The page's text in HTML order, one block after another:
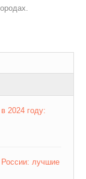
2024 году:
лучшие